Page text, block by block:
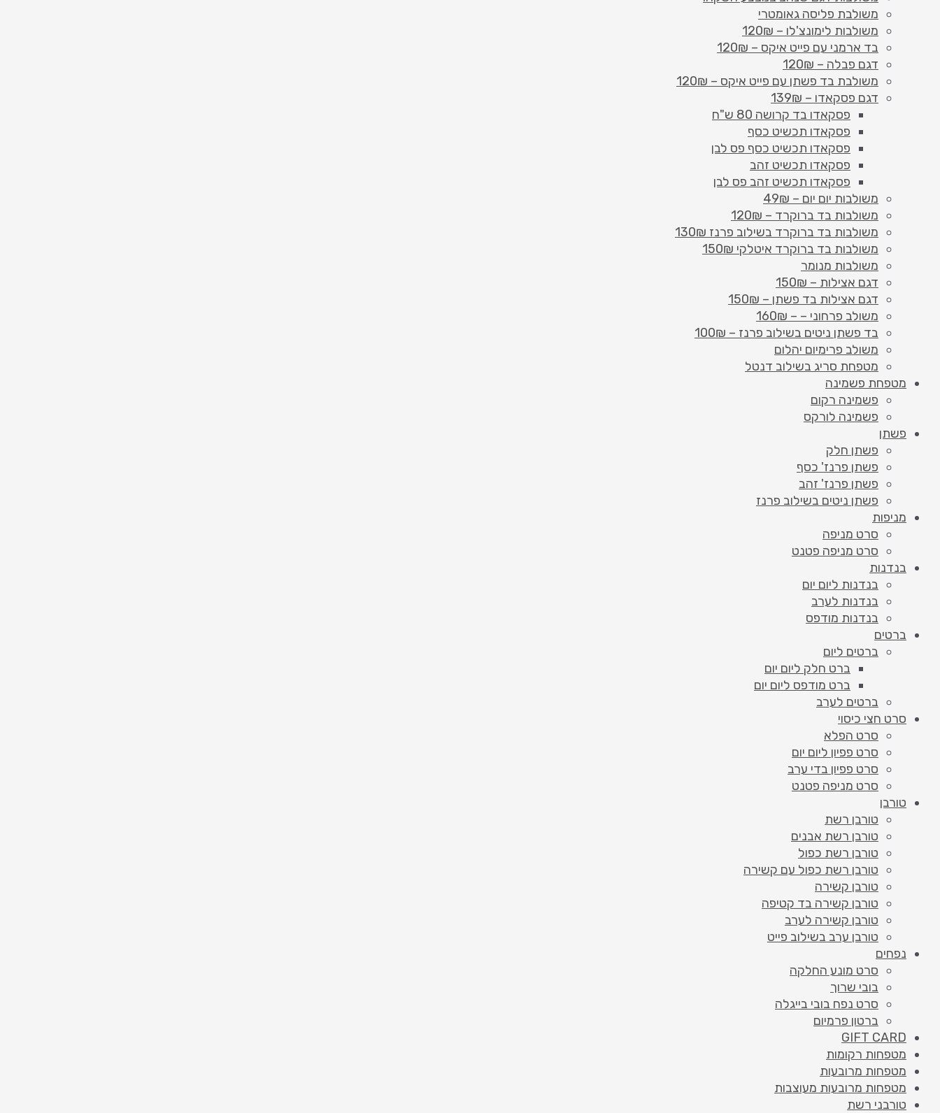
משולבת פליסה גאומטרי
משולבות לימונצ'לו – 120₪
בד ארמני עם פייט איקס – 120₪
דגם פבלה – 120₪
משולבת בד פשתן עם פייט איקס – 120₪
דגם פסקאדו – 139₪
פסקאדו בד קרושה 80 ש"ח
פסקאדו תכשיט כסף
פסקאדו תכשיט כסף פס לבן
פסקאדו תכשיט זהב
פסקאדו תכשיט זהב פס לבן
משולבות יום יום – 49₪
משולבות בד ברוקרד – 120₪
משולבות בד ברוקרד בשילוב פרנז 130₪
משולבות בד ברוקרד איטלקי 150₪
משולבות מנומר
דגם אצילות – 150₪
דגם אצילות בד פשתן – 150₪
משולב פרחוני – – 160₪
בד פשתן ניטים בשילוב פרנז – 100₪
משולב פרימיום יהלום
מטפחת סריג בשילוב דנטל
מטפחת פשמינה
פשמינה רקום
פשמינה לורקס
פשתן
פשתן חלק
פשתן פרנז' כסף
פשתן פרנז' זהב
פשתן ניטים בשילוב פרנז
מניפות
סרט מניפה
סרט מניפה פטנט
בנדנות
בנדנות ליום יום
בנדנות לערב
בנדנות מודפס
ברטים
ברטים ליום
ברט חלק ליום יום
ברט מודפס ליום יום
ברטים לערב
סרט חצי כיסוי
סרט הפלא
סרט פפיון ליום יום
סרט פפיון בדי ערב
סרט מניפה פטנט
טורבן
טורבן רשת
טורבן רשת אבנים
טורבן רשת כפול
טורבן רשת כפול עם קשירה
טורבן קשירה
טורבן קשירה בד קטיפה
טורבן קשירה לערב
טורבן ערב בשילוב פייט
נפחים
סרט מונע החלקה
בובי שרוך
סרט נפח בובי בייגלה
ברטון פרמיום
GIFT CARD
מטפחות רקומות
מטפחות מרובעות
מטפחות מרובעות מעוצבות
טורבני רשת